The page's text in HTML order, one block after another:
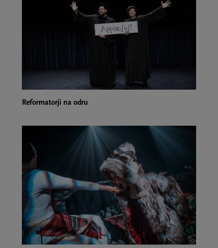
Reformatorji na odru